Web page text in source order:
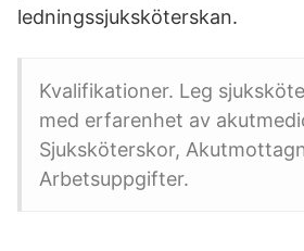
ledningssjuksköterskan.
Kvalifikationer. Leg
med erfarenhet av
Sjuksköterskor,
Arbetsuppgifter.